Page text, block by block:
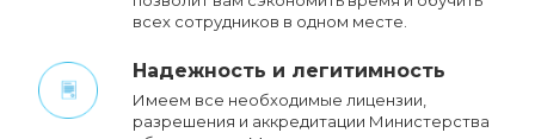
всех сотрудников в одном месте.
Надежность и легитимность
Имеем все необходимые лицензии,
разрешения и аккредитации Министерства